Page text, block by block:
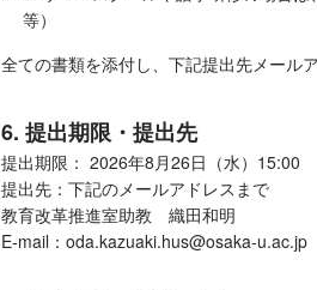
等）
全ての書類を添付し、下記提出先メール
6. 提出期限・提出先
提出期限： 2026年8月26日（水）15:00
提出先：下記のメールアドレスまで
教育改革推進室助教 織田和明
E-mail：oda.kazuaki.hus@osaka-u.ac.jp